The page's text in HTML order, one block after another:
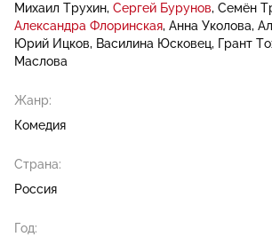
Михаил Трухин Сергей Бурунов Семён
Александра Флоринская Анна Уколова
Юрий Ицков
Василина Юсковец Грант
Маслова
Жанр:
Комедия
Страна:
Россия
Год: